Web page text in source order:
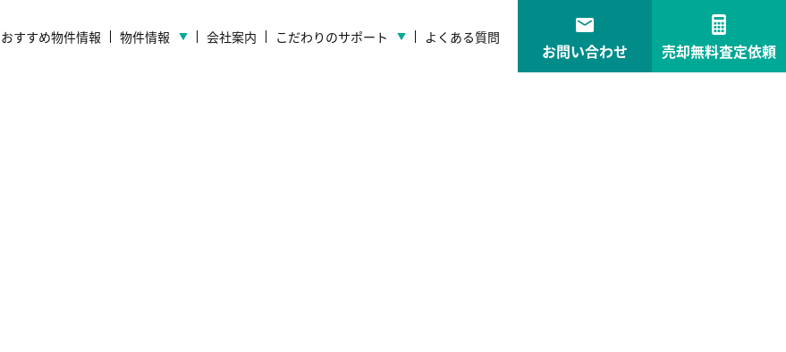
おすすめ物件情報 物件情報 会社案内 こだわりのサポート よくある質問
お問い合わせ 売却無料査定依頼